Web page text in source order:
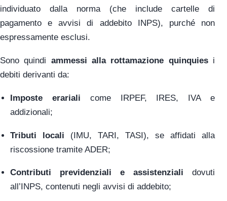
individuato dalla norma (che include cartelle di
pagamento e avvisi di addebito INPS), purché non
espressamente esclusi.
Sono quindi ammessi alla rottamazione quinquiesi
debiti derivanti da:
Imposte erariali come IRPEF, IRES, IVA e
addizionali;
Tributi locali (IMU, TARI, TASI), se affidati alla
riscossione tramite ADER;
Contributi previdenziali e assistenziali dovuti
all’INPS, contenuti negli avvisi di addebito;